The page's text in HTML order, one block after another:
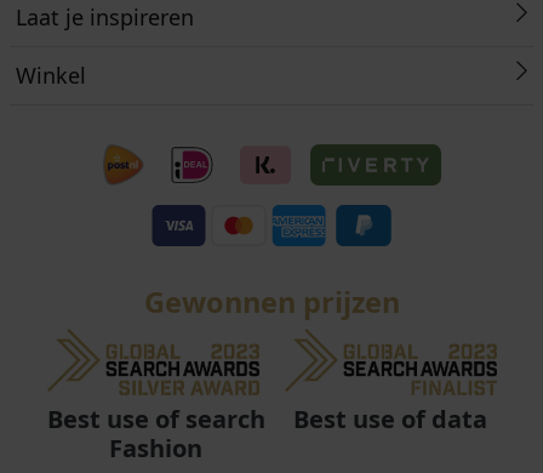
Laat je inspireren
Winkel
Gewonnen prijzen
Best use of search
Fashion
Best use of data